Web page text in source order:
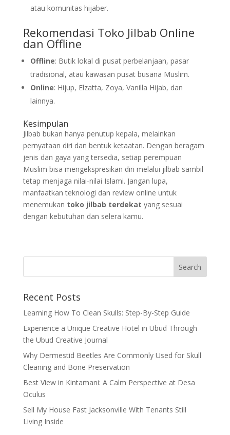
atau komunitas hijaber.
Rekomendasi Toko Jilbab Online
dan Offline
Offline: Butik lokal di pusat perbelanjaan, pasar
tradisional, atau kawasan pusat busana Muslim.
Online: Hijup, Elzatta, Zoya, Vanilla Hijab, dan
lainnya.
Kesimpulan
Jilbab bukan hanya penutup kepala, melainkan
pernyataan diri dan bentuk ketaatan. Dengan beragam
jenis dan gaya yang tersedia, setiap perempuan
Muslim bisa mengekspresikan diri melalui jilbab sambil
tetap menjaga nilai-nilai Islami. Jangan lupa,
manfaatkan teknologi dan review online untuk
menemukan toko jilbab terdekat yang sesuai
dengan kebutuhan dan selera kamu.
Recent Posts
Learning How To Clean Skulls: Step-By-Step Guide
Experience a Unique Creative Hotel in Ubud Through
the Ubud Creative Journal
Why Dermestid Beetles Are Commonly Used for Skull
Cleaning and Bone Preservation
Best View in Kintamani: A Calm Perspective at Desa
Oculus
Sell My House Fast Jacksonville With Tenants Still
Living Inside